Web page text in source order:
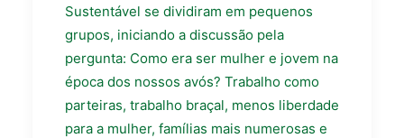
Sustentável se dividiram em pequenos
grupos, iniciando a discussão pela
pergunta: Como era ser mulher e jovem na
época dos nossos avós? Trabalho como
parteiras, trabalho braçal, menos liberdade
para a mulher, famílias mais numerosas e